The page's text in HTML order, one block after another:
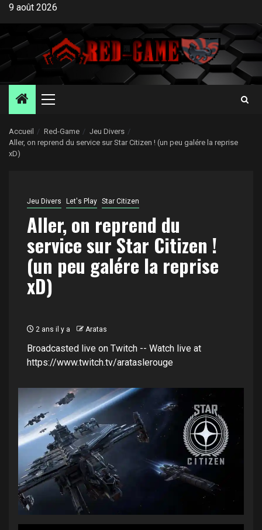
Aller
contenu
9 août 2026
Menu
Accueil Red-Game
Jeu Divers
Aller, on reprend du service sur Star Citizen ! (un peu galére la reprise
xD)
Jeu Divers Let's Play Star Citizen
Aller, on reprend du
service sur Star Citizen !
(un peu galére la reprise
xD)
2 ans il y a Aratas
Broadcasted live on Twitch -- Watch live at
https://www.twitch.tv/arataslerouge